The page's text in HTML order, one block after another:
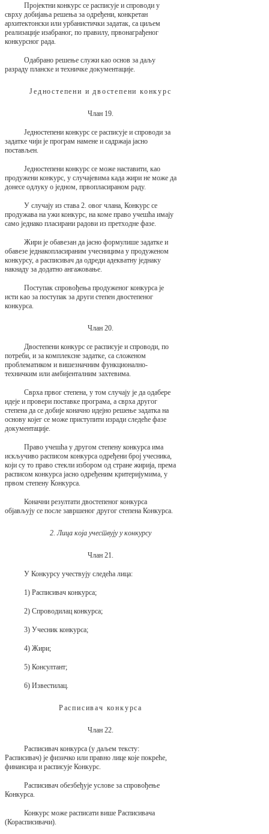
Пројектни конкурс се расписује и спроводи у
сврху добијања решења за одређени, конкретан
архитектонски или урбанистички задатак, са циљем
реализације изабраног, по правилу, првонаграђеног
конкурсног рада.
Одабрано решење служи као основ за даљу
разраду планске и техничке документације.
Једностепени и двостепени конкурс
Члан 19.
Једностепени конкурс се расписује и спроводи за
задатке чији је програм намене и садржаја јасно
постављен.
Једностепени конкурс се може наставити, као
продужени конкурс, у случајевима када жири не може да
донесе одлуку о једном, првопласираном раду.
У случају из става 2. овог члана, Конкурс се
продужава на ужи конкурс, на коме право учешћа имају
само једнако пласирани радови из претходне фазе.
Жири је обавезан да јасно формулише задатке и
обавезе једнакопласираним учесницима у продуженом
конкурсу, а расписивач да одреди адекватну једнаку
накнаду за додатно ангажовање.
Поступак спровођења продуженог конкурса је
исти као за поступак за други степен двостепеног
конкурса.
Члан 20.
Двостепени конкурс се расписује и спроводи, по
потреби, и за комплексне задатке, са сложеном
проблематиком и вишезначним функционално-
техничким или амбијенталним захтевима.
Сврха првог степена, у том случају је да одабере
идеје и провери поставке програма, а сврха другог
степена да се добије коначно идејно решење задатка на
основу којег се може приступити изради следеће фазе
документације.
Право учешћа у другом степену конкурса има
искључиво расписом конкурса одређени број учесника,
који су то право стекли избором од стране жирија, према
расписом конкурса јасно одређеним критеријумима, у
првом степену Конкурса.
Коначни резултати двостепеног конкурса
објављују се после завршеног другог степена Конкурса.
2. Лица која учествују у конкурсу
Члан 21.
У Конкурсу учествују следећа лица:
1) Расписивач конкурса;
2) Спроводилац конкурса;
3) Учесник конкурса;
4) Жири;
5) Консултант;
6) Известилац.
Расписивач конкурса
Члан 22.
Расписивач конкурса (у даљем тексту:
Расписивач) је физичко или правно лице које покреће,
финансира и расписује Конкурс.
Расписивач oбeзбeђује услoве зa спрoвoђeњe
Конкурса.
Конкурс може расписати више Расписивача
(Корасписивачи).